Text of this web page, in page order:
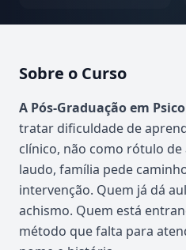
Sobre o Curso
Atualizado em abril de 2026
A Pós-Graduação em
tratar dificuldade de
clínico, não como rótulo de
laudo, família pede
intervenção. Quem já dá
achismo. Quem está
método que falta para